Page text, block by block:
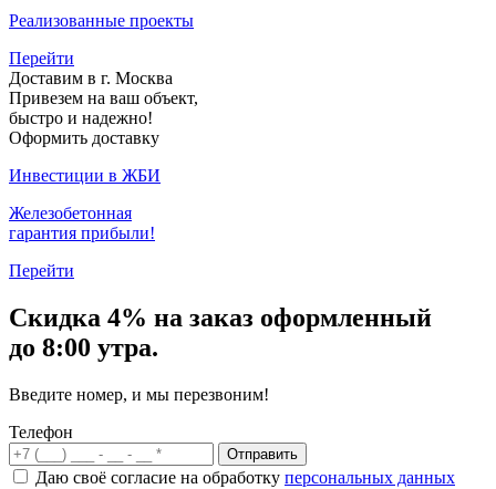
Реализованные проекты
Перейти
Доставим в г. Москва
Привезем на ваш объект,
быстро и надежно!
Оформить доставку
Инвестиции в ЖБИ
Железобетонная
гарантия прибыли!
Перейти
Скидка 4% на заказ оформленный
до 8:00 утра.
Введите номер, и мы перезвоним!
Телефон
Отправить
Даю своё согласие на обработку персональных данных